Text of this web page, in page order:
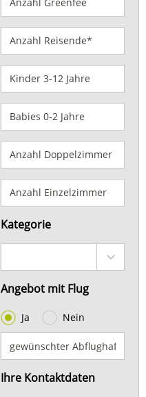
Kategorie
Angebot mit Flug
Ja Nein
Ihre Kontaktdaten